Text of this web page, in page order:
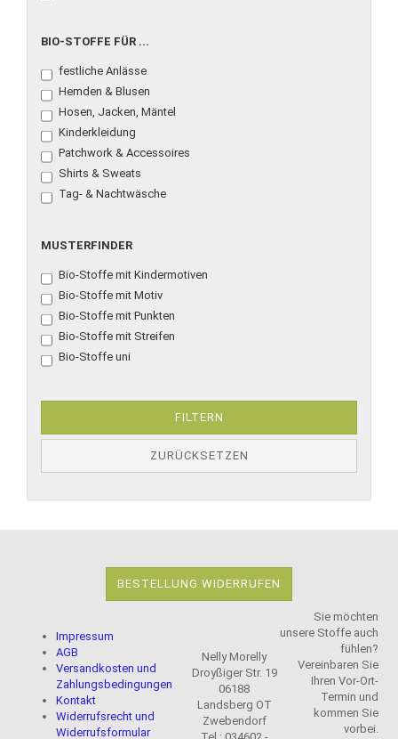
BIO-
FÜR
...
BIO-STOFFE FÜR ...
festliche Anlässe
Hemden & Blusen
Hosen, Jacken, Mäntel
Kinderkleidung
Patchwork & Accessoires
Shirts & Sweats
Tag- & Nachtwäsche
MUSTERFINDER
MUSTERFINDER
Bio-Stoffe mit Kindermotiven
Bio-Stoffe mit Motiv
Bio-Stoffe mit Punkten
Bio-Stoffe mit Streifen
Bio-Stoffe uni
FILTERN
ZURÜCKSETZEN
BESTELLUNG WIDERRUFEN
Impressum
AGB
Versandkosten und
Zahlungsbedingungen
Kontakt
Widerrufsrecht und
Widerrufsformular
Nelly Morelly
Droyßiger Str. 19
06188
Landsberg OT
Zwebendorf
Sie möchten
unsere Stoffe auch
fühlen?
Vereinbaren Sie
Ihren Vor-Ort-
Termin und
kommen Sie
vorbei.